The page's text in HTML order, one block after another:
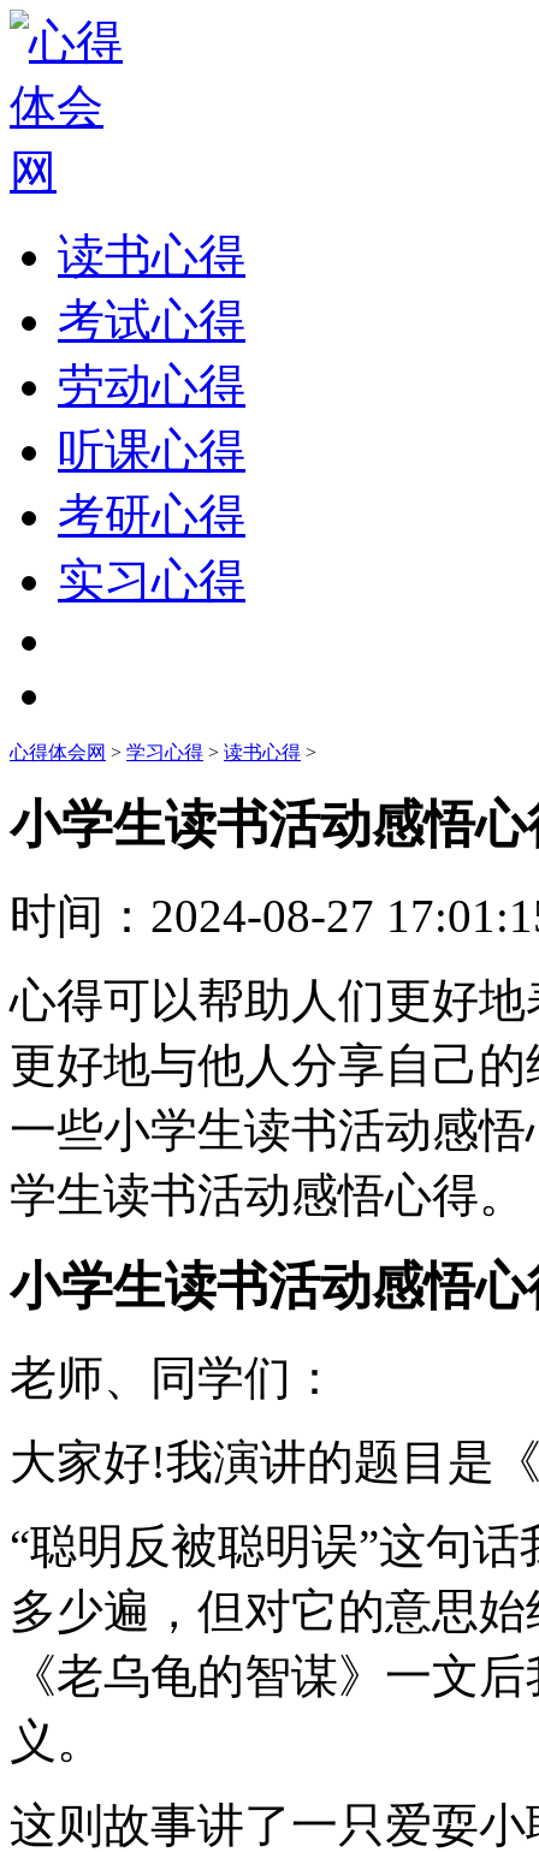
读书心得
考试心得
劳动心得
听课心得
考研心得
实习心得
心得体会网 > 学习心得 > 读书心得 >
小学生读书活动感悟心
时间： 2024-08-27
心得可以帮助人们更好
更好地与他人分享自己
一些小学生读书活动感
学生读书活动感悟心得。
小学生读书活动感悟心
老师、同学们：
大家好!我演讲的题目是
“聪明反被聪明误”这句
多少遍，但对它的意思
《老乌龟的智谋》一文
义。
这则故事讲了一只爱耍